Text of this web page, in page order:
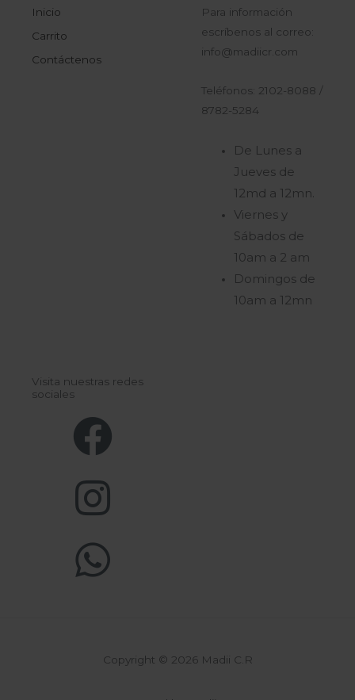
Inicio
Carrito
Contáctenos
Para información
escríbenos al correo:
info@madiicr.com
Teléfonos: 2102-8088 /
8782-5284
De Lunes a
Jueves de
12md a 12mn.
Viernes y
Sábados de
10am a 2 am
Domingos de
10am a 12mn
Visita nuestras redes
sociales
Copyright © 2026 Madii C.R